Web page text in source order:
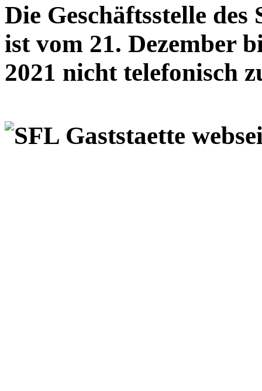
Die Geschäftsstelle
ist vom 21. Dezember
2021 nicht telefonisch